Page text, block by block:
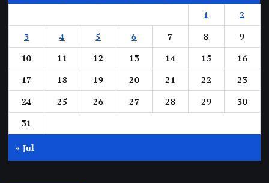
1
2
3
4 5 6 7 8
9
10
11 12 13 14 15
16
17
18 19 20 21 22
23
24
25 26 27 28 29
30
31
« Jul